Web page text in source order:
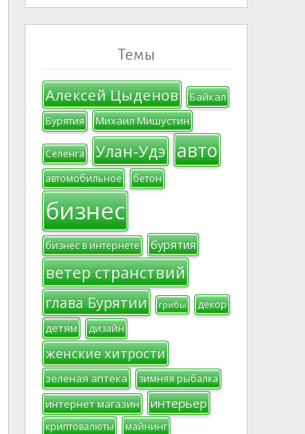
Темы
Алексей Цыденов Байкал
Бурятия Михаил Мишустин
Селенга Улан-Удэ авто
автомобильное бетон
бизнес
бизнес в интернете бурятия
ветер странствий
глава Бурятии грибы декор
детям дизайн
женские хитрости
зеленая аптека зимняя рыбалка
интернет магазин интерьер
криптовалюты майнинг